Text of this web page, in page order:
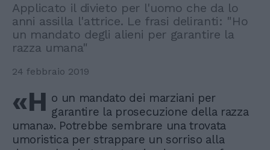
Applicato il divieto per l'uomo che da lo
anni assilla l'attrice. Le frasi deliranti: "Ho
un mandato degli alieni per garantire la
razza umana"
24 febbraio 2019
«H o un mandato dei marziani per
garantire la prosecuzione della razza
umana». Potrebbe sembrare una trovata
umoristica per strappare un sorriso alla